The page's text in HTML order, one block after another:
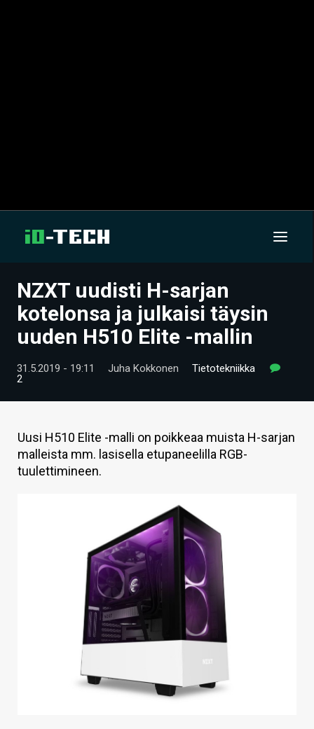
UUTISET
ARTIKKELIT
VIDEOT
HINTA.FI
KAUPPA
NZXT uudisti H-sarjan
kotelonsa ja julkaisi täysin
uuden H510 Elite -mallin
31.5.2019 - 19:11 Juha Kokkonen
Tietotekniikka
2
Uusi H510 Elite -malli on poikkeaa muista H-sarjan
malleista mm. lasisella etupaneelilla RGB-
tuulettimineen.